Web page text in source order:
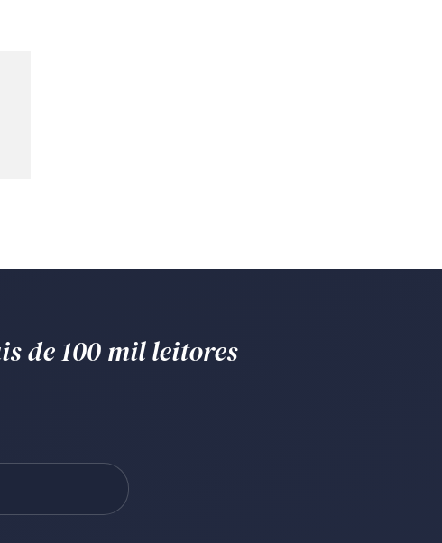
de 100 mil leitores